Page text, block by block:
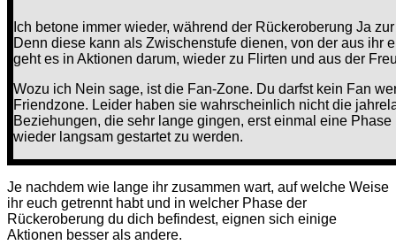
Ich betone immer wieder, während der Rückeroberung Ja
Denn diese kann als Zwischenstufe dienen, von der aus ihr
geht es in Aktionen darum, wieder zu Flirten und aus der
Wozu ich Nein sage, ist die Fan-Zone. Du darfst kein Fan
Friendzone. Leider haben sie wahrscheinlich nicht die
Beziehungen, die sehr lange gingen, erst einmal eine
wieder langsam gestartet zu werden.
Je nachdem wie lange ihr zusammen wart, auf welche Weise
ihr euch getrennt habt und in welcher Phase der
Rückeroberung du dich befindest, eignen sich einige
Aktionen besser als andere.